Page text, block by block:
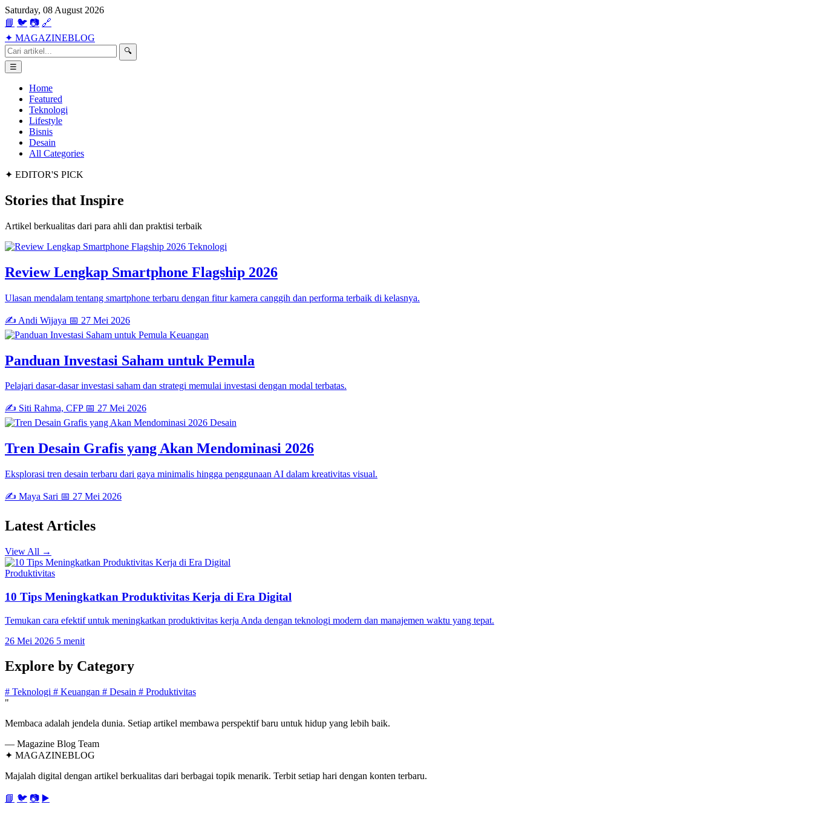
Saturday, 08 August 2026
📘 🐦 📷 🔗
✦ MAGAZINEBLOG
🔍
☰
Home
Featured
Teknologi
Lifestyle
Bisnis
Desain
All Categories
✦ EDITOR'S PICK
Stories that Inspire
Artikel berkualitas dari para ahli dan praktisi terbaik
Teknologi
Review Lengkap Smartphone Flagship 2026
Ulasan mendalam tentang smartphone terbaru dengan fitur kamera canggih dan performa terbaik di kelasnya.
✍️ Andi Wijaya 📅 27 Mei 2026
Keuangan
Panduan Investasi Saham untuk Pemula
Pelajari dasar-dasar investasi saham dan strategi memulai investasi dengan modal terbatas.
✍️ Siti Rahma, CFP 📅 27 Mei 2026
Desain
Tren Desain Grafis yang Akan Mendominasi 2026
Eksplorasi tren desain terbaru dari gaya minimalis hingga penggunaan AI dalam kreativitas visual.
✍️ Maya Sari 📅 27 Mei 2026
Latest Articles
View All →
Produktivitas
10 Tips Meningkatkan Produktivitas Kerja di Era Digital
Temukan cara efektif untuk meningkatkan produktivitas kerja Anda dengan teknologi modern dan manajemen waktu yang tepat.
26 Mei 2026 5 menit
Explore by Category
# Teknologi # Keuangan # Desain # Produktivitas
"
Membaca adalah jendela dunia. Setiap artikel membawa perspektif baru untuk hidup yang lebih baik.
— Magazine Blog Team
✦ MAGAZINEBLOG
Majalah digital dengan artikel berkualitas dari berbagai topik menarik. Terbit setiap hari dengan konten terbaru.
📘 🐦 📷 ▶️